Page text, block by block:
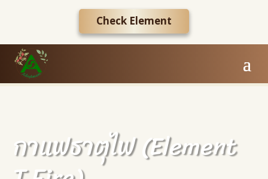
Check Element
กาแฟธาตุไฟ (Element